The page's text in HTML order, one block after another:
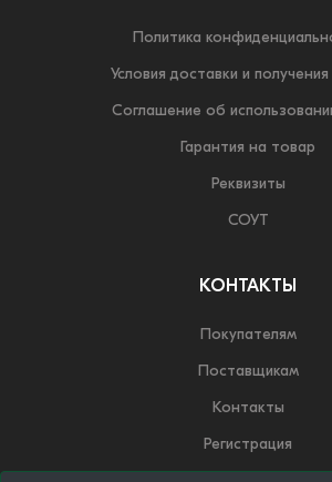
Политика
Условия доставки и
Соглашение об
Гарантия на товар
Реквизиты
СОУТ
КОНТАКТЫ
Покупателям
Поставщикам
Контакты
Регистрация